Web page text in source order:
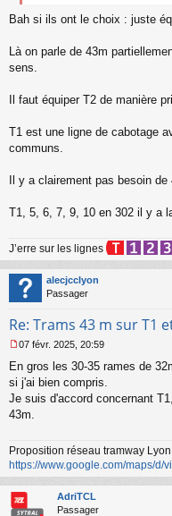
Bah si ils ont le choix : juste
Là on parle de 43m
sens.
Il faut équiper T2 de manière
T1 est une ligne de cabotage
communs.
Il y a clairement pas besoin de
T1, 5, 6, 7, 9, 10 en 302 il y a
J’erre sur les lignes
alecjcclyon
Passager
Re: Trams 43 m sur T1
e
s
s
a
g
n
o
n
l
u
07 févr. 2025, 20:59
En gros les 30-35 rames de
si j'ai bien compris.
Je suis d'accord concernant
43m.
Proposition réseau tramway
https://www.google.com/maps/d/
AdriTCL
Passager